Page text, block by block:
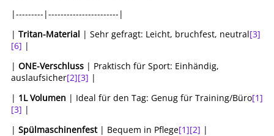
|---------|-----------------------|
| Tritan-Material | Sehr gefragt: Leicht, bruchfest, neutral[3]
[6] |
| ONE-Verschluss | Praktisch für Sport: Einhändig,
auslaufsicher[2][3] |
| 1L Volumen | Ideal für den Tag: Genug für Training/Büro[1]
[3] |
| Spülmaschinenfest| Bequem in Pflege[1][2] |